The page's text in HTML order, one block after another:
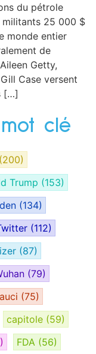
du pétrole
militants 25 000 $
monde entier
de
Getty,
Case versent
[…]
clé
(200)
Trump (153)
(134)
(112)
(87)
(79)
(75)
capitole (59)
FDA (56)